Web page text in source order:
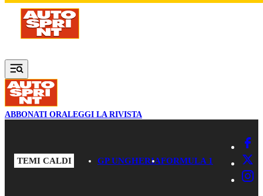
Vai al contenuto principale
ABBONATI ORALEGGI LA RIVISTA
TEMI CALDI GP UNGHERIAFORMULA 1